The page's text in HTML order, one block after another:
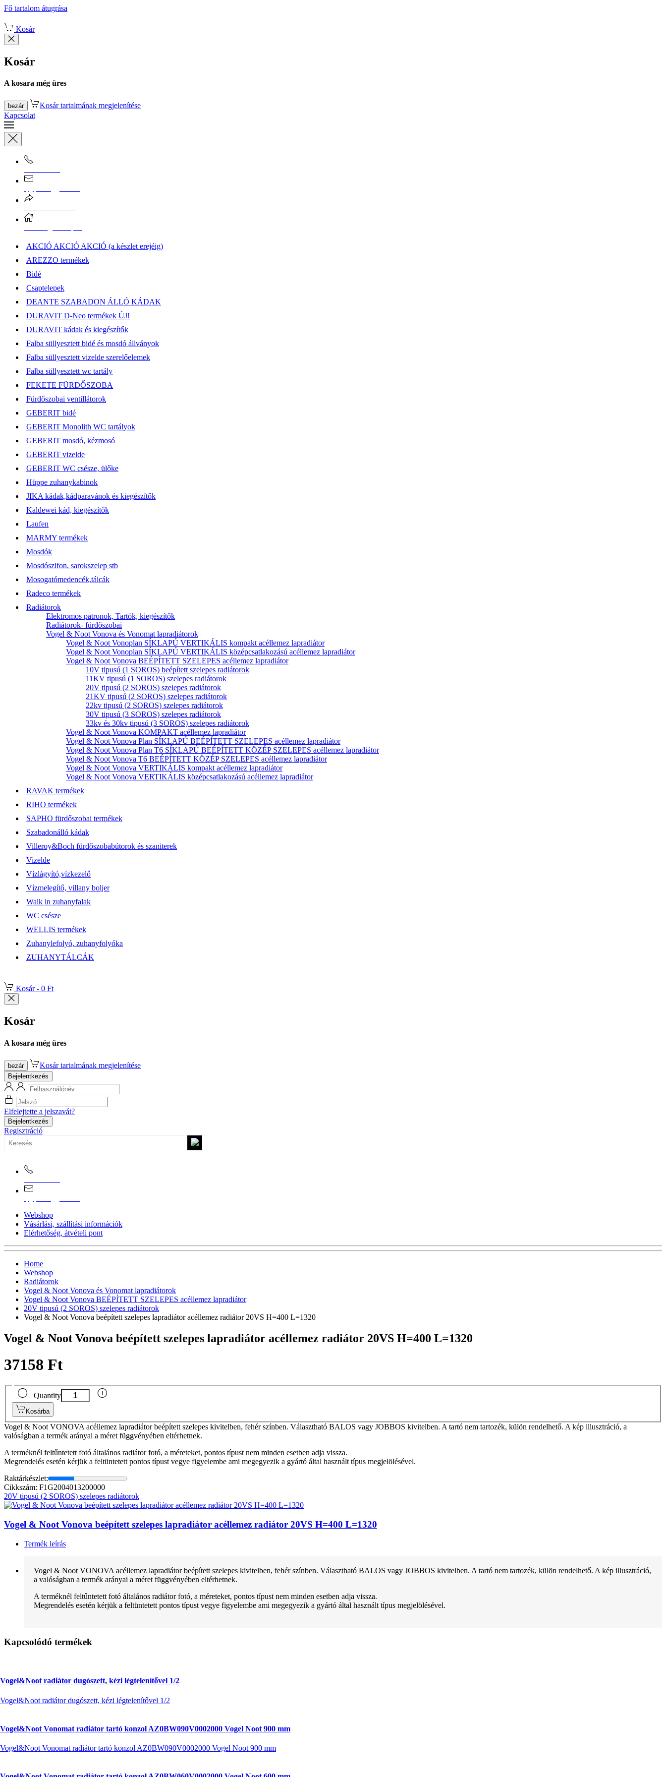
Fő tartalom átugrása
Kosár
Kosár
A kosara még üres
bezár
Kosár tartalmának megjelenítése
Kapcsolat
AKCIÓ AKCIÓ AKCIÓ (a készlet erejéig)
AREZZO termékek
Bidé
Csaptelepek
DEANTE SZABADON ÁLLÓ KÁDAK
DURAVIT D-Neo termékek ÚJ!
DURAVIT kádak és kiegészítők
Falba süllyesztett bidé és mosdó állványok
Falba süllyesztett vizelde szerelőelemek
Falba süllyesztett wc tartály
FEKETE FÜRDŐSZOBA
Fürdőszobai ventillátorok
GEBERIT bidé
GEBERIT Monolith WC tartályok
GEBERIT mosdó, kézmosó
GEBERIT vizelde
GEBERIT WC csésze, ülőke
Hüppe zuhanykabinok
JIKA kádak,kádparavánok és kiegészítők
Kaldewei kád, kiegészítők
Laufen
MARMY termékek
Mosdók
Mosdószifon, sarokszelep stb
Mosogatómedencék,tálcák
Radeco termékek
Radiátorok
Elektromos patronok, Tartók, kiegészítők
Radiátorok- fürdőszobai
Vogel & Noot Vonova és Vonomat lapradiátorok
Vogel & Noot Vonoplan SÍKLAPÚ VERTIKÁLIS kompakt acéllemez lapradiátor
Vogel & Noot Vonoplan SÍKLAPÚ VERTIKÁLIS középcsatlakozású acéllemez lapradiátor
Vogel & Noot Vonova BEÉPÍTETT SZELEPES acéllemez lapradiátor
10V tipusú (1 SOROS) beépített szelepes radiátorok
11KV tipusú (1 SOROS) szelepes radiátorok
20V tipusú (2 SOROS) szelepes radiátorok
21KV tipusú (2 SOROS) szelepes radiátorok
22kv tipusú (2 SOROS) szelepes radiátorok
30V tipusú (3 SOROS) szelepes radiátorok
33kv és 30kv tipusú (3 SOROS) szelepes radiátorok
Vogel & Noot Vonova KOMPAKT acéllemez lapradiátor
Vogel & Noot Vonova Plan SÍKLAPÚ BEÉPÍTETT SZELEPES acéllemez lapradiátor
Vogel & Noot Vonova Plan T6 SÍKLAPÚ BEÉPÍTETT KÖZÉP SZELEPES acéllemez lapradiátor
Vogel & Noot Vonova T6 BEÉPÍTETT KÖZÉP SZELEPES acéllemez lapradiátor
Vogel & Noot Vonova VERTIKÁLIS kompakt acéllemez lapradiátor
Vogel & Noot Vonova VERTIKÁLIS középcsatlakozású acéllemez lapradiátor
RAVAK termékek
RIHO termékek
SAPHO fürdőszobai termékek
Szabadonálló kádak
Villeroy&Boch fürdőszobabútorok és szaniterek
Vizelde
Vízlágyító,vízkezelő
Vízmelegítő, villany boljer
Walk in zuhanyfalak
WC csésze
WELLIS termékek
Zuhanylefolyó, zuhanyfolyóka
ZUHANYTÁLCÁK
Kosár - 0 Ft
Kosár
A kosara még üres
bezár Kosár tartalmának megjelenítése
Bejelentkezés
Elfelejtette a jelszavát?
Bejelentkezés
Regisztráció
Webshop
Vásárlási, szállítási információk
Elérhetőség, átvételi pont
Home
Webshop
Radiátorok
Vogel & Noot Vonova és Vonomat lapradiátorok
Vogel & Noot Vonova BEÉPÍTETT SZELEPES acéllemez lapradiátor
20V tipusú (2 SOROS) szelepes radiátorok
Vogel & Noot Vonova beépített szelepes lapradiátor acéllemez radiátor 20VS H=400 L=1320
Vogel & Noot Vonova beépített szelepes lapradiátor acéllemez radiátor 20VS H=400 L=1320
37158 Ft
Quantity
Kosárba
Vogel & Noot VONOVA acéllemez lapradiátor beépített szelepes kivitelben, fehér színben. Választható BALOS vagy JOBBOS kivitelben. A tartó nem tartozék, külön rendelhető. A kép illusztráció, a
valóságban a termék arányai a méret függvényében eltérhetnek.
A terméknél feltűntetett fotó általános radiátor fotó, a méreteket, pontos típust nem minden esetben adja vissza.
Megrendelés esetén kérjük a feltüntetett pontos típust vegye figyelembe ami megegyezik a gyártó által használt típus megjelölésével.
Raktárkészlet:
Cikkszám: F1G2004013200000
20V tipusú (2 SOROS) szelepes radiátorok
Vogel & Noot Vonova beépített szelepes lapradiátor acéllemez radiátor 20VS H=400 L=1320
Termék leírás
Vogel & Noot VONOVA acéllemez lapradiátor beépített szelepes kivitelben, fehér színben. Választható BALOS vagy JOBBOS kivitelben. A tartó nem tartozék, külön rendelhető. A kép illusztráció,
a valóságban a termék arányai a méret függvényében eltérhetnek.
A terméknél feltűntetett fotó általános radiátor fotó, a méreteket, pontos típust nem minden esetben adja vissza.
Megrendelés esetén kérjük a feltüntetett pontos típust vegye figyelembe ami megegyezik a gyártó által használt típus megjelölésével.
Kapcsolódó termékek
Vogel&Noot radiátor dugószett, kézi légtelenítővel 1/2
Vogel&Noot radiátor dugószett, kézi légtelenítővel 1/2
Vogel&Noot Vonomat radiátor tartó konzol AZ0BW090V0002000 Vogel Noot 900 mm
Vogel&Noot Vonomat radiátor tartó konzol AZ0BW090V0002000 Vogel Noot 900 mm